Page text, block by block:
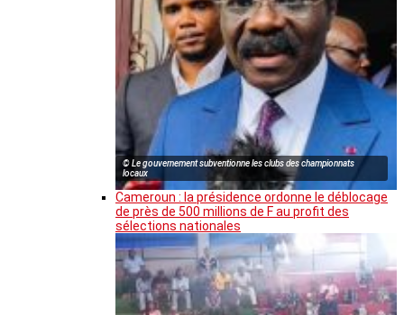
© Le gouvernement subventionne les clubs des championnats
locaux
Cameroun : la présidence ordonne le déblocage
de près de 500 millions de F au profit des
sélections nationales